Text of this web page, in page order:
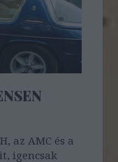
az AMC és a
igencsak